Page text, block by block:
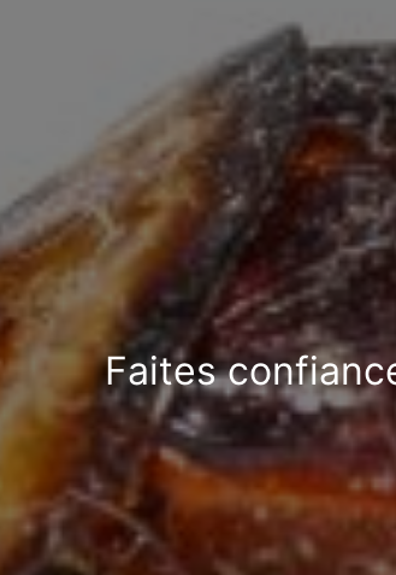
Faites